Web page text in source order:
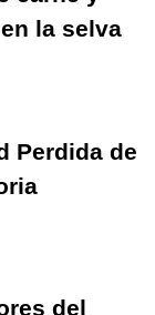
la selva
Perdida de
del